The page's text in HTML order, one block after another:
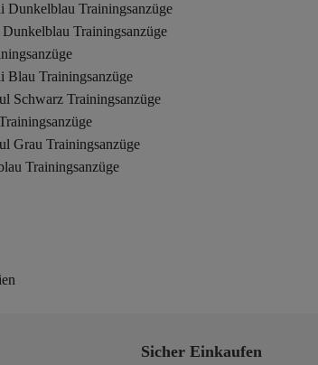
Dunkelblau Trainingsanzüge
Trainingsanzüge
Blau Trainingsanzüge
Schwarz Trainingsanzüge
Grau Trainingsanzüge
Trainingsanzüge
Sicher Einkaufen